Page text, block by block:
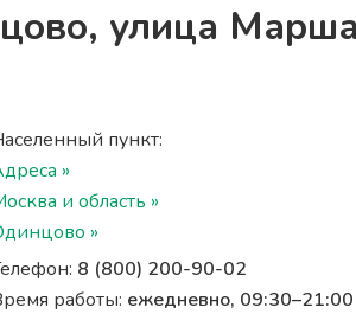
улица
пункт:
»
и область »
»
8 (800) 200-90-02
работы: ежедневно, 09:30–21:00